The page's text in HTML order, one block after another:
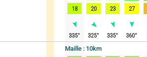
18
20 23 27
335° 325° 335° 360°
Maille : 10km